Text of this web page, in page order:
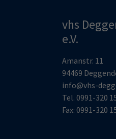
vhs
e.V.
Amanstr. 11
94469
info@vhs-
Tel. 0991-320
Fax: 0991-320